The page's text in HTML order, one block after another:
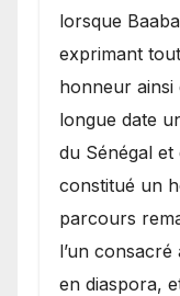
lorsque
exprimant
honneur
longue date
du Sénégal
constitué un
parcours
l’un
en diaspora,